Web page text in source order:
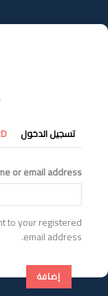
إلى
المحتوى
التبويبات
الأساسية
تسجيل الدخول
or email address
to your registered
email address.